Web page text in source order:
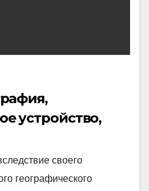
устройство,
своего
географического